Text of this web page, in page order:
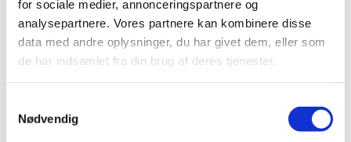
for sociale medier, annonceringspartnere og
analysepartnere. Vores partnere kan kombinere disse
data med andre oplysninger, du har givet dem, eller som
de har indsamlet fra din brug af deres tjenester.
Nødvendig
2021 (516)
2020 (263)
december (24)
november (33)
september (20)